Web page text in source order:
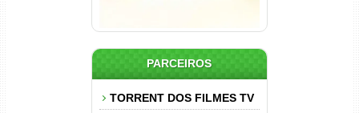
PARCEIROS
TORRENT DOS FILMES TV